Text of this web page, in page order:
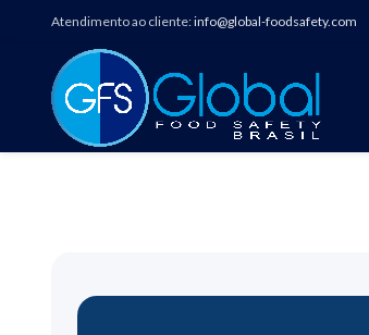
Atendimento ao cliente:info@global-foodsafety.com